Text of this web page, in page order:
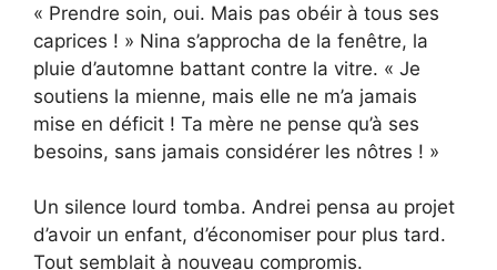
« Prendre soin, oui. Mais pas obéir à tous ses
caprices ! » Nina s’approcha de la fenêtre, la
pluie d’automne battant contre la vitre. « Je
soutiens la mienne, mais elle ne m’a jamais
mise en déficit ! Ta mère ne pense qu’à ses
besoins, sans jamais considérer les nôtres ! »
Un silence lourd tomba. Andrei pensa au projet
d’avoir un enfant, d’économiser pour plus tard.
Tout semblait à nouveau compromis.